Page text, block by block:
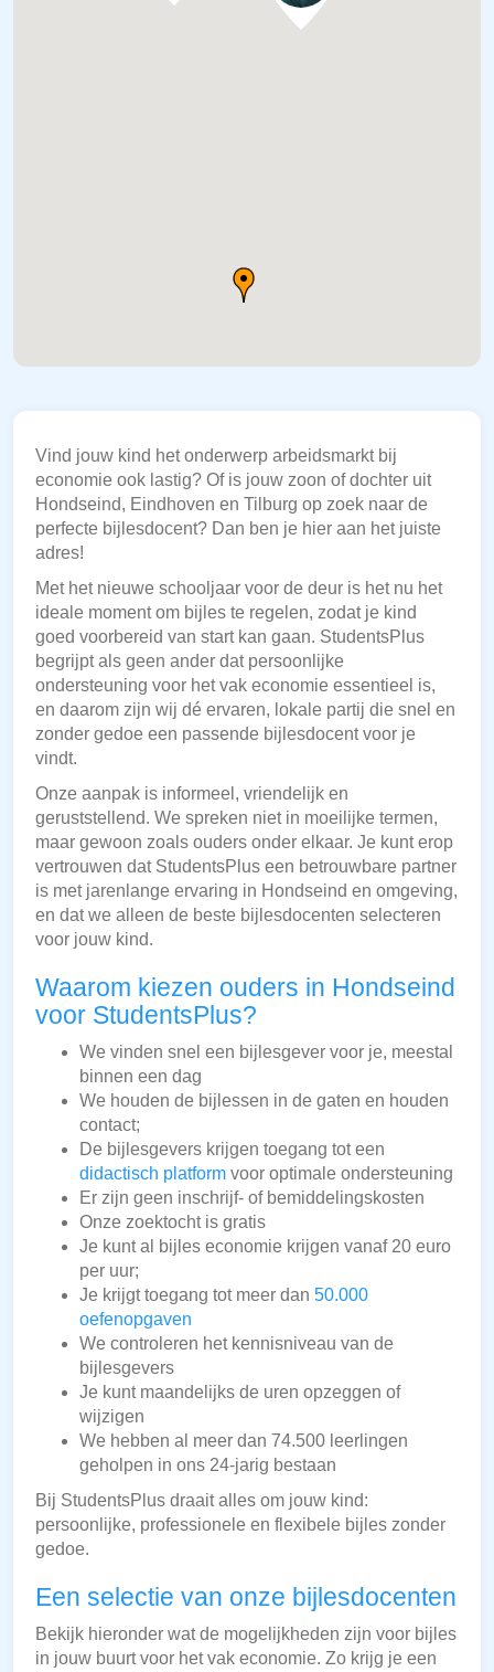
Vind jouw kind het onderwerp arbeidsmarkt bij
economie ook lastig? Of is jouw zoon of dochter uit
Hondseind, Eindhoven en Tilburg op zoek naar de
perfecte bijlesdocent? Dan ben je hier aan het juiste
adres!
Met het nieuwe schooljaar voor de deur is het nu het
ideale moment om bijles te regelen, zodat je kind
goed voorbereid van start kan gaan. StudentsPlus
begrijpt als geen ander dat persoonlijke
ondersteuning voor het vak economie essentieel is,
en daarom zijn wij dé ervaren, lokale partij die snel en
zonder gedoe een passende bijlesdocent voor je
vindt.
Onze aanpak is informeel, vriendelijk en
geruststellend. We spreken niet in moeilijke termen,
maar gewoon zoals ouders onder elkaar. Je kunt erop
vertrouwen dat StudentsPlus een betrouwbare partner
is met jarenlange ervaring in Hondseind en omgeving,
en dat we alleen de beste bijlesdocenten selecteren
voor jouw kind.
Waarom kiezen ouders in Hondseind
voor StudentsPlus?
We vinden snel een bijlesgever voor je, meestal
binnen een dag
We houden de bijlessen in de gaten en houden
contact;
De bijlesgevers krijgen toegang tot een
didactisch platform voor optimale ondersteuning
Er zijn geen inschrijf- of bemiddelingskosten
Onze zoektocht is gratis
Je kunt al bijles economie krijgen vanaf 20 euro
per uur;
Je krijgt toegang tot meer dan 50.000
oefenopgaven
We controleren het kennisniveau van de
bijlesgevers
Je kunt maandelijks de uren opzeggen of
wijzigen
We hebben al meer dan 74.500 leerlingen
geholpen in ons 24-jarig bestaan
Bij StudentsPlus draait alles om jouw kind:
persoonlijke, professionele en flexibele bijles zonder
gedoe.
Een selectie van onze bijlesdocenten
Bekijk hieronder wat de mogelijkheden zijn voor bijles
in jouw buurt voor het vak economie. Zo krijg je een